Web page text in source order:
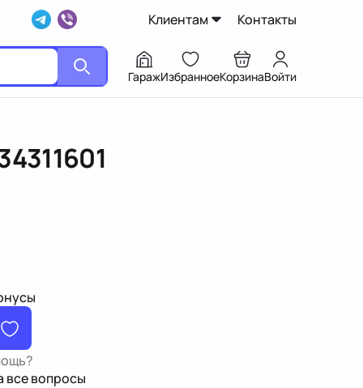
Клиентам Контакты
ГаражИзбранноеКорзинаВойти
все вопросы